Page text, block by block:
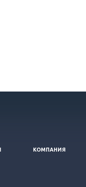
КОМПАНИЯ